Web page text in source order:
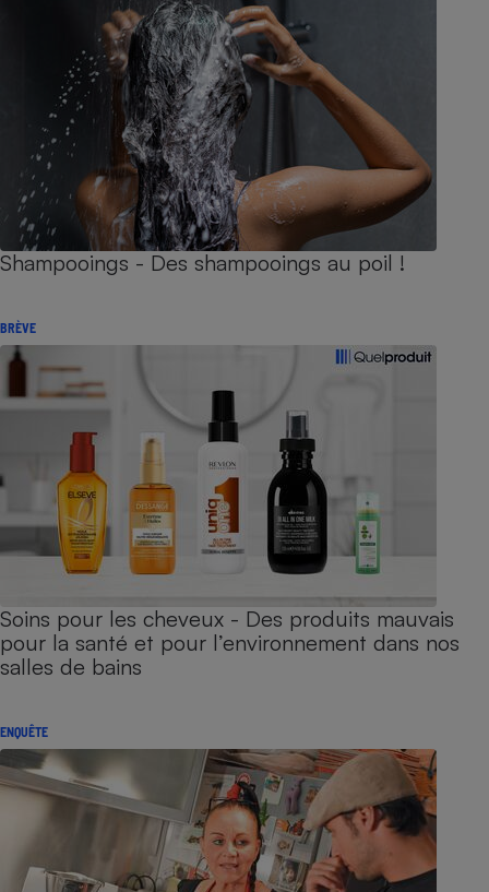
Shampooings - Des shampooings au poil !
BRÈVE
Soins pour les cheveux - Des produits mauvais
pour la santé et pour l’environnement dans nos
salles de bains
ENQUÊTE